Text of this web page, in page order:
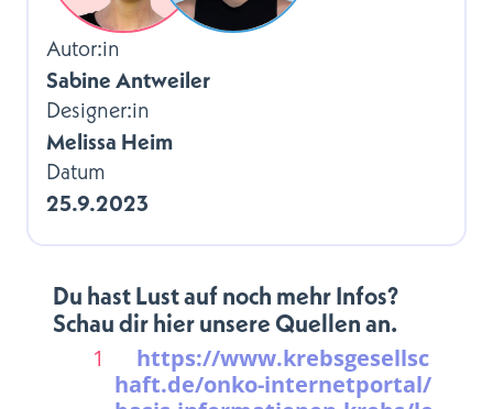
Autor:in
Sabine Antweiler
Designer:in
Melissa Heim
Datum
25.9.2023
Du hast Lust auf noch mehr Infos?
Schau dir hier unsere Quellen an.
https://www.krebsgesellsc
haft.de/onko-internetportal/